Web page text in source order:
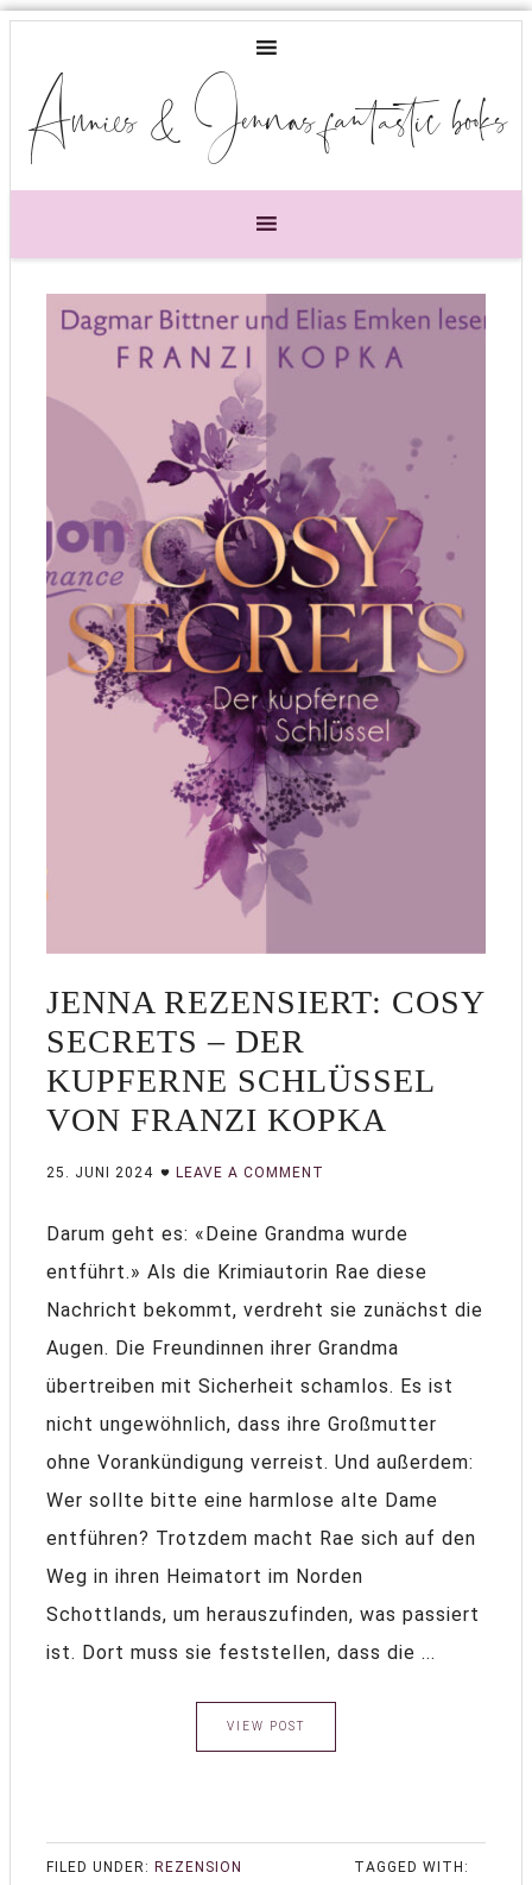
Annies & Jennas fantastic books
JENNA REZENSIERT: COSY
SECRETS – DER
KUPFERNE SCHLÜSSEL
VON FRANZI KOPKA
25. JUNI 2024 LEAVE A COMMENT
Darum geht es: «Deine Grandma wurde
entführt.» Als die Krimiautorin Rae diese
Nachricht bekommt, verdreht sie zunächst die
Augen. Die Freundinnen ihrer Grandma
übertreiben mit Sicherheit schamlos. Es ist
nicht ungewöhnlich, dass ihre Großmutter
ohne Vorankündigung verreist. Und außerdem:
Wer sollte bitte eine harmlose alte Dame
entführen? Trotzdem macht Rae sich auf den
Weg in ihren Heimatort im Norden
Schottlands, um herauszufinden, was passiert
ist. Dort muss sie feststellen, dass die ...
VIEW POST
FILED UNDER: REZENSION
TAGGED WITH: